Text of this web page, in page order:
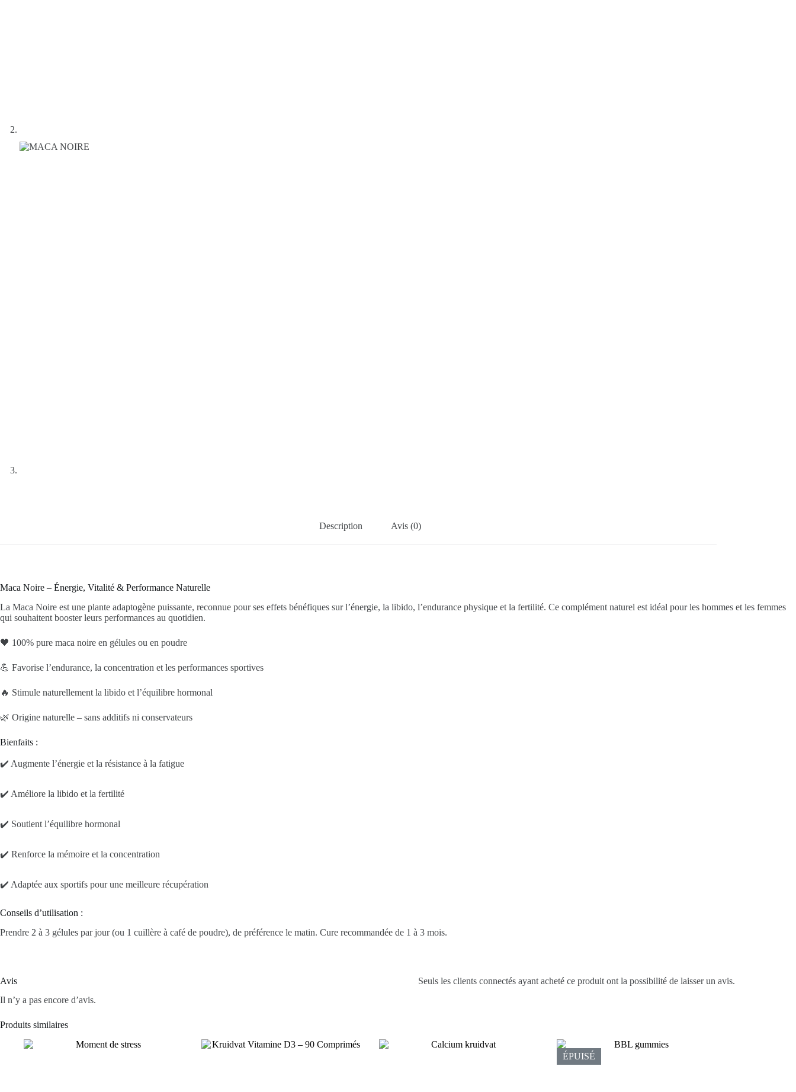
Description Avis (0)
Maca Noire – Énergie, Vitalité & Performance Naturelle
La Maca Noire est une plante adaptogène puissante, reconnue pour ses effets bénéfiques sur l’énergie, la libido, l’endurance physique et la fertilité. Ce complément naturel est idéal pour les hommes et les femmes
qui souhaitent booster leurs performances au quotidien.
🖤 100% pure maca noire en gélules ou en poudre
💪 Favorise l’endurance, la concentration et les performances sportives
🔥 Stimule naturellement la libido et l’équilibre hormonal
🌿 Origine naturelle – sans additifs ni conservateurs
Bienfaits :
✔️ Augmente l’énergie et la résistance à la fatigue
✔️ Améliore la libido et la fertilité
✔️ Soutient l’équilibre hormonal
✔️ Renforce la mémoire et la concentration
✔️ Adaptée aux sportifs pour une meilleure récupération
Conseils d’utilisation :
Prendre 2 à 3 gélules par jour (ou 1 cuillère à café de poudre), de préférence le matin. Cure recommandée de 1 à 3 mois.
Avis
Il n’y a pas encore d’avis.
Seuls les clients connectés ayant acheté ce produit ont la possibilité de laisser un avis.
Produits similaires
ÉPUISÉ